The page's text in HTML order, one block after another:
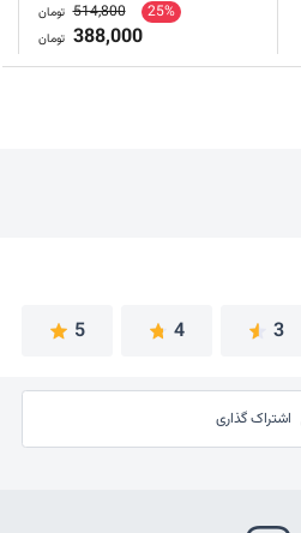
25%
514,800 تومان
388,000 تومان
3
4
5
اشتراک گذاری